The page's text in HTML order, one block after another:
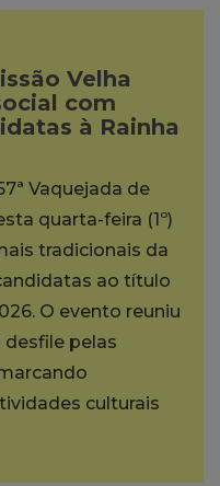
Velha
com
à Rainha
Vaquejada de
quarta-feira (1º)
tradicionais da
ao título
O evento reuniu
desfile pelas
culturais